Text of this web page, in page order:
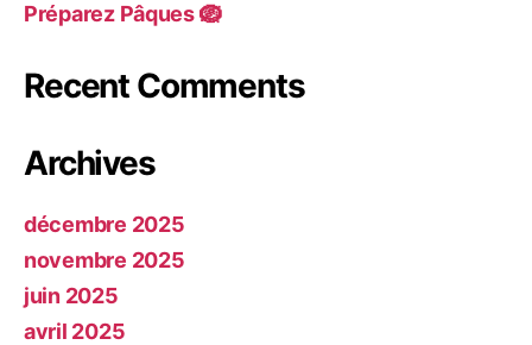
Préparez Pâques 🪺
Recent Comments
Archives
décembre 2025
novembre 2025
juin 2025
avril 2025